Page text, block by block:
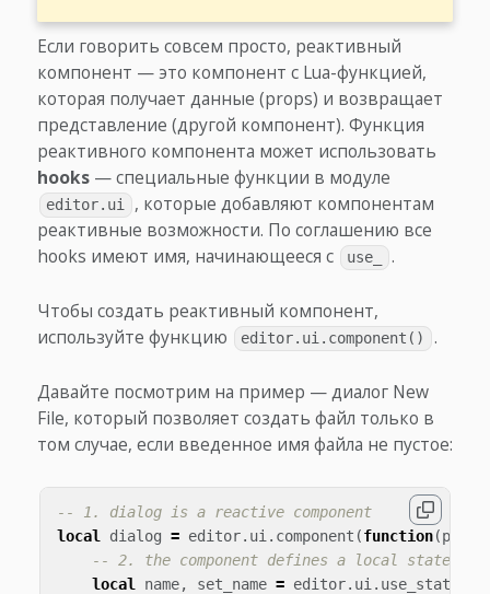
Если говорить совсем просто, реактивный
компонент — это компонент с Lua-функцией,
которая получает данные (props) и возвращает
представление (другой компонент). Функция
реактивного компонента может использовать
hooks— специальные функции в модуле
editor.ui
, которые добавляют компонентам
реактивные возможности. По соглашению все
hooks имеют имя, начинающееся с
use_ .
Чтобы создать реактивный компонент,
используйте функцию
editor.ui.component() .
Давайте посмотрим на пример — диалог New
File, который позволяет создать файл только в
том случае, если введенное имя файла не пустое:
-- 1. dialog is a reactive component
local
dialog = editor. ui . component (function(props
-- 2. the component defines a local state
local
name, set_name = editor. ui . use_state